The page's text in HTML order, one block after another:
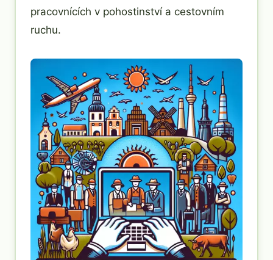
pracovnících v pohostinství a cestovním
ruchu.